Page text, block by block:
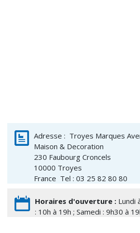
Adresse : Troyes Marques
Maison & Decoration
230 Faubourg Croncels
10000 Troyes
France Tel : 03 25 82 80 80
Horaires d'ouverture : Lundi
: 10h à 19h ; Samedi : 9h30 à